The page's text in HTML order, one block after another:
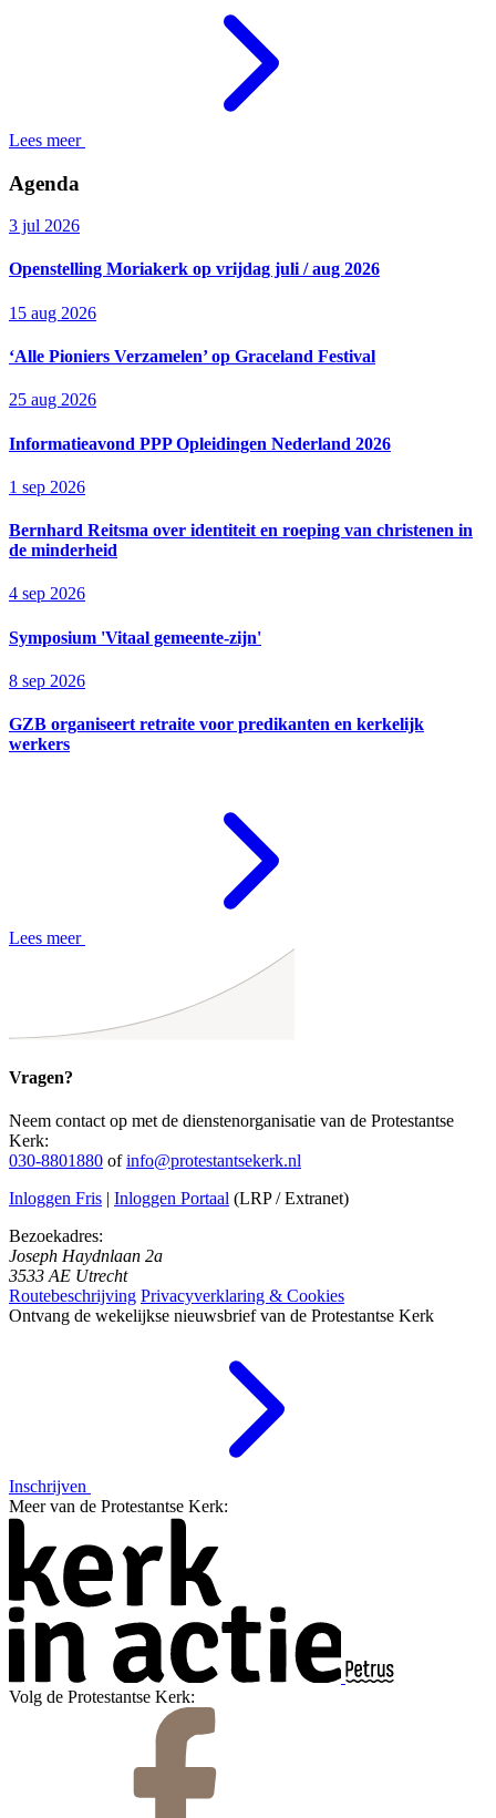
Lees meer
Agenda
3 jul 2026
Openstelling Moriakerk op vrijdag juli / aug 2026
15 aug 2026
‘Alle Pioniers Verzamelen’ op Graceland Festival
25 aug 2026
Informatieavond PPP Opleidingen Nederland 2026
1 sep 2026
Bernhard Reitsma over identiteit en roeping van christenen in
de minderheid
4 sep 2026
Symposium 'Vitaal gemeente-zijn'
8 sep 2026
GZB organiseert retraite voor predikanten en kerkelijk
werkers
Lees meer
Vragen?
Neem contact op met de dienstenorganisatie van de Protestantse
Kerk:
030-8801880 ofinfo@protestantsekerk.nl
Inloggen Fris | Inloggen Portaal (LRP / Extranet)
Bezoekadres:
Joseph Haydnlaan 2a
3533 AE Utrecht
Routebeschrijving Privacyverklaring & Cookies
Ontvang de wekelijkse nieuwsbrief van de Protestantse Kerk
Inschrijven
Meer van de Protestantse Kerk:
Volg de Protestantse Kerk: